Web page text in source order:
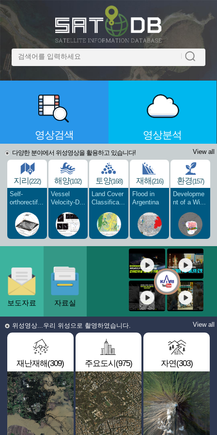
영상검색 영상분석
다양한 분야에서 위성영상을 활용하고 있습니다! View all
지리(222)
Self-
orthorectif...
해양(102)
Vessel
Velocity-D...
토양(168)
Land Cover
Classifica...
재해(216)
Flood in
Argentina
환경(157)
Developme
nt of a Wi...
보도자료 자료실
위성영상...우리 위성으로 촬영하였습니다. View all
재난재해(309) 주요도시(975) 자연(303)